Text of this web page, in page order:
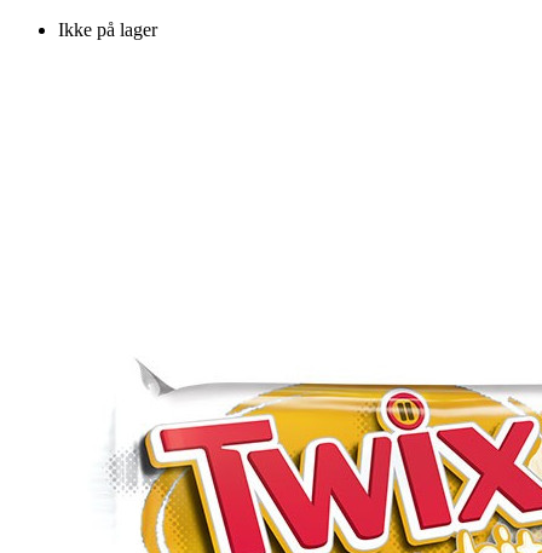
Ikke på lager